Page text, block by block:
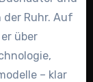
der Ruhr. Auf
über
– klar